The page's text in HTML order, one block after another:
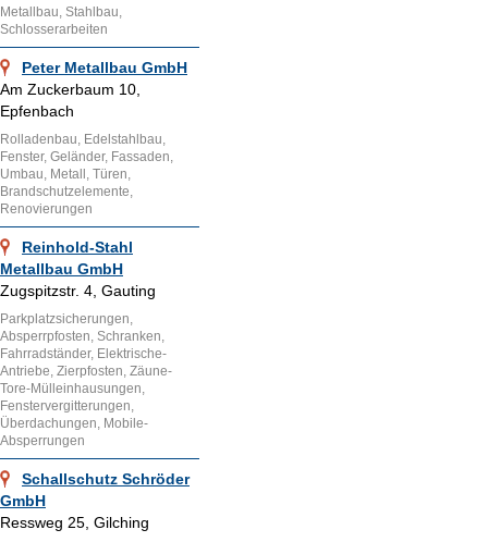
Metallbau, Stahlbau,
Schlosserarbeiten
Peter Metallbau GmbH
Am Zuckerbaum 10,
Epfenbach
Rolladenbau, Edelstahlbau,
Fenster, Geländer, Fassaden,
Umbau, Metall, Türen,
Brandschutzelemente,
Renovierungen
Reinhold-Stahl
Metallbau GmbH
Zugspitzstr. 4, Gauting
Parkplatzsicherungen,
Absperrpfosten, Schranken,
Fahrradständer, Elektrische-
Antriebe, Zierpfosten, Zäune-
Tore-Mülleinhausungen,
Fenstervergitterungen,
Überdachungen, Mobile-
Absperrungen
Schallschutz Schröder
GmbH
Ressweg 25, Gilching